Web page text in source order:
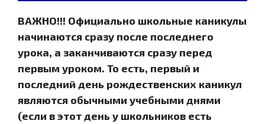
ВАЖНО!!! Официально школьные каникулы
начинаются сразу после последнего
урока, а заканчиваются сразу перед
первым уроком. То есть, первый и
последний день рождественских каникул
являются обычными учебными днями
(если в этот день у школьников есть